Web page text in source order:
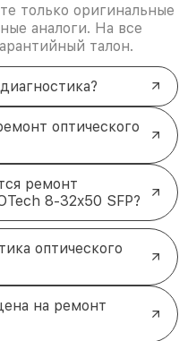
только оригинальные
аналоги. На все
талон.
оптического
ремонт
8-32x50 SFP?
оптического
на ремонт